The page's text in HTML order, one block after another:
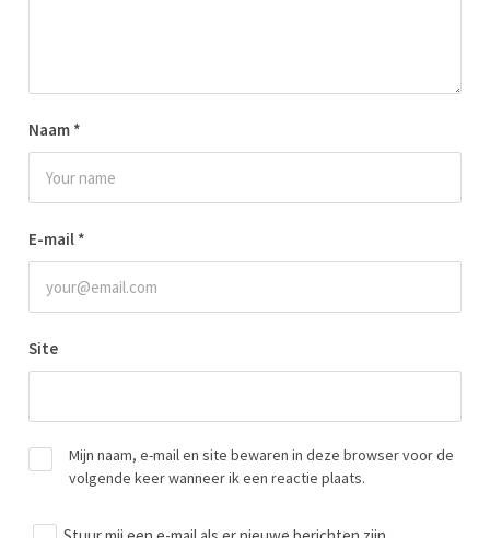
Naam *
E-mail *
Site
Mijn naam, e-mail en site bewaren in deze browser voor de
volgende keer wanneer ik een reactie plaats.